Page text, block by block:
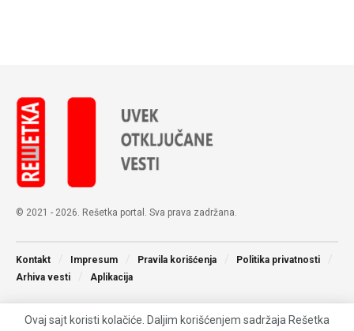
© 2021 - 2026. Rešetka portal. Sva prava zadržana.
Kontakt Impresum Pravila korišćenja
Politika privatnosti
Arhiva vesti
Aplikacija
Ovaj sajt koristi kolačiće. Daljim korišćenjem sadržaja Rešetka